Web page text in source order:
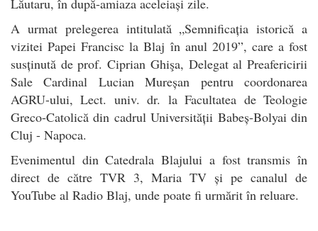
A urmat prelegerea intitulată „Semnificația istorică a
vizitei Papei Francisc la Blaj în anul 2019”, care a fost
susținută de prof. Ciprian Ghişa, Delegat al Preafericirii
Sale Cardinal Lucian Mureșan pentru coordonarea
AGRU-ului, Lect. univ. dr. la Facultatea de Teologie
Greco-Catolică din cadrul Universității Babeș-Bolyai din
Cluj - Napoca.
Evenimentul din Catedrala Blajului a fost transmis în
direct de către TVR 3, Maria TV și pe canalul de
YouTube al Radio Blaj, unde poate fi urmărit în reluare.